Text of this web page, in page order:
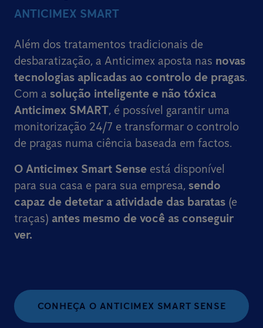
ANTICIMEX SMART
Além dos tratamentos tradicionais de
desbaratização, a Anticimex aposta nas novas
tecnologias aplicadas ao controlo de pragas.
Com a solução inteligente e não tóxica
Anticimex SMART, é possível garantir uma
monitorização 24/7 e transformar o controlo
de pragas numa ciência baseada em factos.
O Anticimex Smart Sense está disponível
para sua casa e para sua empresa, sendo
capaz de detetar a atividade das baratas (e
traças) antes mesmo de você as conseguir
ver.
CONHEÇA O ANTICIMEX SMART SENSE